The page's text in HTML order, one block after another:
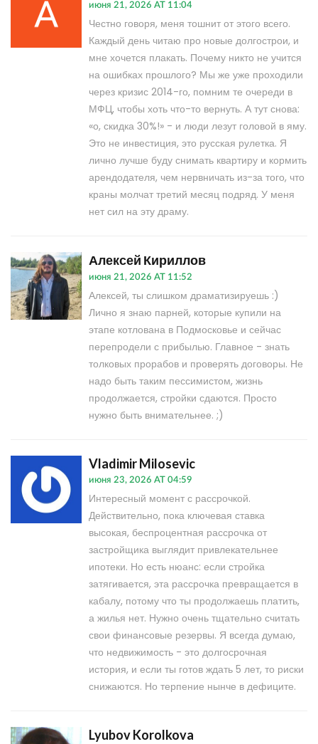
июня 21, 2026 AT 11:04
Честно говоря, меня тошнит от этого всего.
Каждый день читаю про новые долгострои, и
мне хочется плакать. Почему никто не учится
на ошибках прошлого? Мы же уже проходили
через кризис 2014-го, помним те очереди в
МФЦ, чтобы хоть что-то вернуть. А тут снова:
«о, скидка 30%!» - и люди лезут головой в яму.
Это не инвестиция, это русская рулетка. Я
лично лучше буду снимать квартиру и кормить
арендодателя, чем нервничать из-за того, что
краны молчат третий месяц подряд. У меня
нет сил на эту драму.
Алексей Кириллов
июня 21, 2026 AT 11:52
Алексей, ты слишком драматизируешь :)
Лично я знаю парней, которые купили на
этапе котлована в Подмосковье и сейчас
перепродели с прибылью. Главное - знать
толковых прорабов и проверять договоры. Не
надо быть таким пессимистом, жизнь
продолжается, стройки сдаются. Просто
нужно быть внимательнее. ;)
Vladimir Milosevic
июня 23, 2026 AT 04:59
Интересный момент с рассрочкой.
Действительно, пока ключевая ставка
высокая, беспроцентная рассрочка от
застройщика выглядит привлекательнее
ипотеки. Но есть нюанс: если стройка
затягивается, эта рассрочка превращается в
кабалу, потому что ты продолжаешь платить,
а жилья нет. Нужно очень тщательно считать
свои финансовые резервы. Я всегда думаю,
что недвижимость - это долгосрочная
история, и если ты готов ждать 5 лет, то риски
снижаются. Но терпение нынче в дефиците.
Lyubov Korolkova